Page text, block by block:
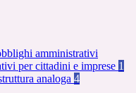
amministrativi
per cittadini e imprese 1
analoga 4